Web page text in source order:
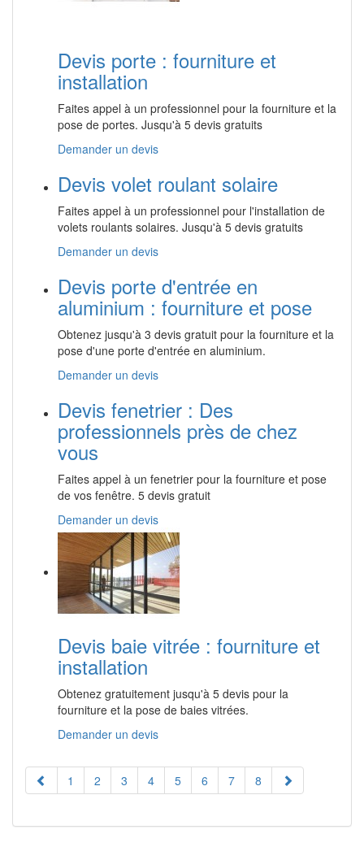
Devis porte : fourniture et
installation
Faites appel à un professionnel pour la fourniture et la
pose de portes. Jusqu'à 5 devis gratuits
Demander un devis
Devis volet roulant solaire
Faites appel à un professionnel pour l'installation de
volets roulants solaires. Jusqu'à 5 devis gratuits
Demander un devis
Devis porte d'entrée en
aluminium : fourniture et pose
Obtenez jusqu'à 3 devis gratuit pour la fourniture et la
pose d'une porte d'entrée en aluminium.
Demander un devis
Devis fenetrier : Des
professionnels près de chez
vous
Faites appel à un fenetrier pour la fourniture et pose
de vos fenêtre. 5 devis gratuit
Demander un devis
Devis baie vitrée : fourniture et
installation
Obtenez gratuitement jusqu'à 5 devis pour la
fourniture et la pose de baies vitrées.
Demander un devis
1 2 3 4 5 6 7 8